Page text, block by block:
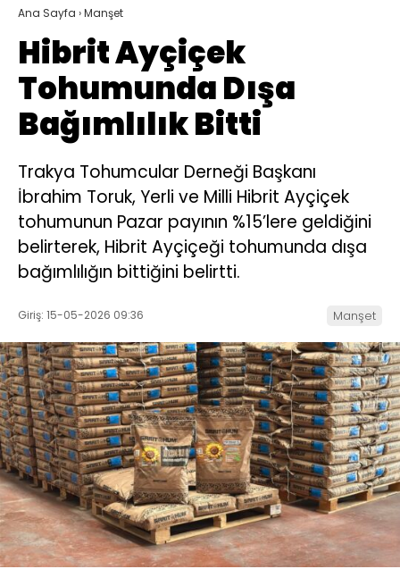
Ana Sayfa ›Manşet
Hibrit Ayçiçek
Tohumunda Dışa
Bağımlılık Bitti
Trakya Tohumcular Derneği Başkanı
İbrahim Toruk, Yerli ve Milli Hibrit Ayçiçek
tohumunun Pazar payının %15’lere geldiğini
belirterek, Hibrit Ayçiçeği tohumunda dışa
bağımlılığın bittiğini belirtti.
Giriş: 15-05-2026 09:36 Manşet